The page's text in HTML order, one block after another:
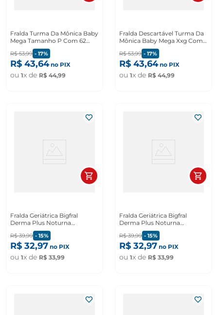
Fralda Turma Da Mônica Baby
Mega Tamanho P Com 62
Unidades
R$ 53,99 - 17%
R$ 43,64no PIX
ou 1x de R$ 44,99
Fralda Descartável Turma Da
Mônica Baby Mega Xxg Com
36 Unidades
R$ 53,99 - 17%
R$ 43,64no PIX
ou 1x de R$ 44,99
Fralda Geriátrica Bigfral
Derma Plus Noturna
Tamanho G com 7 Unidades
R$ 39,99 - 15%
R$ 32,97 no PIX
ou 1x de R$ 33,99
Fralda Geriátrica Bigfral
Derma Plus Noturna
Tamanho M com 8 Unidades
R$ 39,99 - 15%
R$ 32,97 no PIX
ou 1x de R$ 33,99